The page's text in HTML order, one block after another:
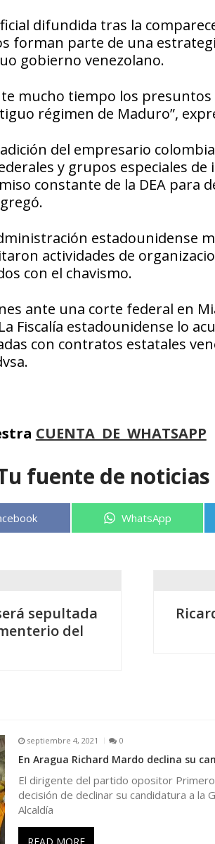
difundida tras la
forman parte de una
gobierno venezolano.
mucho tiempo los
régimen de Maduro”,
del empresario
y grupos especiales de
constante de la DEA para
estadounidense
actividades de
con el chavismo.
ante una corte federal en
Fiscalía estadounidense lo
con contratos estatales
CUENTA DE WHATSAPP
fuente de noticias
Compartir
WhatsApp
sepultada
del
septiembre 4, 2021 0
En Aragua Richard Mardo declina su
El dirigente del partido opositor Primero
decisión de declinar su candidatura a la
Alcaldía